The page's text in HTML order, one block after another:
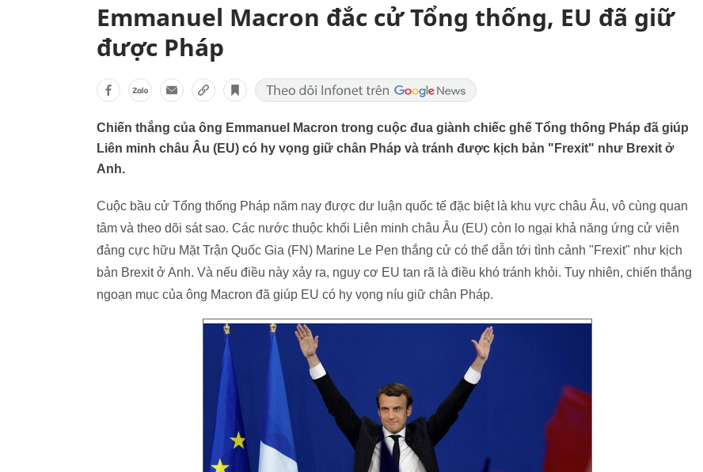
Emmanuel Macron đắc cử Tổng thống, EU đã giữ
được Pháp
Chiến thắng của ông Emmanuel Macron trong cuộc đua giành chiếc ghế Tổng thống Pháp đã giúp
Liên minh châu Âu (EU) có hy vọng giữ chân Pháp và tránh được kịch bản "Frexit" như Brexit ở
Anh.
Cuộc bầu cử Tổng thống Pháp năm nay được dư luận quốc tế đặc biệt là khu vực châu Âu, vô cùng quan
tâm và theo dõi sát sao. Các nước thuộc khối Liên minh châu Âu (EU) còn lo ngại khả năng ứng cử viên
đảng cực hữu Mặt Trận Quốc Gia (FN) Marine Le Pen thắng cử có thể dẫn tới tình cảnh "Frexit" như kịch
bản Brexit ở Anh. Và nếu điều này xảy ra, nguy cơ EU tan rã là điều khó tránh khỏi. Tuy nhiên, chiến thắng
ngoạn mục của ông Macron đã giúp EU có hy vọng níu giữ chân Pháp.